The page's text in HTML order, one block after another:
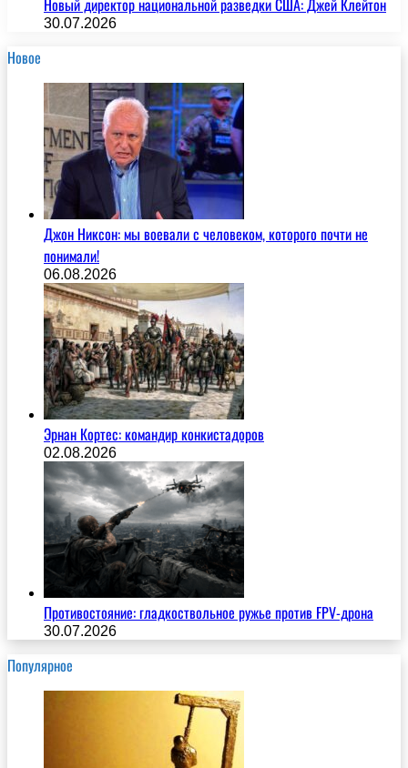
30.07.2026
Новое
Джон Никсон: мы воевали с человеком, которого почти не
понимали!
06.08.2026
Эрнан Кортес: командир конкистадоров
02.08.2026
Противостояние: гладкоствольное ружье против FPV-дрона
30.07.2026
Популярное